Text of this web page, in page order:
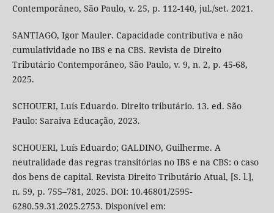
Contemporâneo, São Paulo, v. 25, p. 112-140, jul./set. 2021.
SANTIAGO, Igor Mauler. Capacidade contributiva e não
cumulatividade no IBS e na CBS. Revista de Direito
Tributário Contemporâneo, São Paulo, v. 9, n. 2, p. 45-68,
2025.
SCHOUERI, Luís Eduardo. Direito tributário. 13. ed. São
Paulo: Saraiva Educação, 2023.
SCHOUERI, Luís Eduardo; GALDINO, Guilherme. A
neutralidade das regras transitórias no IBS e na CBS: o caso
dos bens de capital. Revista Direito Tributário Atual, [S. l.],
n. 59, p. 755–781, 2025. DOI: 10.46801/2595-
6280.59.31.2025.2753. Disponível em: